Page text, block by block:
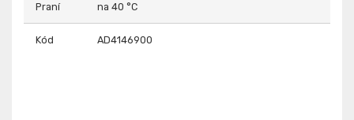
Praní na 40 °C
Kód AD4146900